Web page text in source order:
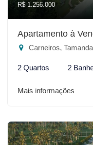
R$ 1.256.000
Apartamento à
Carneiros,
2 Quartos 2
Mais informações